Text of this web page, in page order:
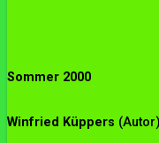
Sommer 2000
Winfried Küppers (Autor)